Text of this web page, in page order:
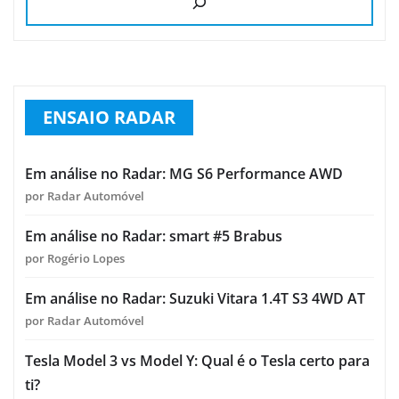
ENSAIO RADAR
Em análise no Radar: MG S6 Performance AWD
por Radar Automóvel
Em análise no Radar: smart #5 Brabus
por Rogério Lopes
Em análise no Radar: Suzuki Vitara 1.4T S3 4WD AT
por Radar Automóvel
Tesla Model 3 vs Model Y: Qual é o Tesla certo para
ti?